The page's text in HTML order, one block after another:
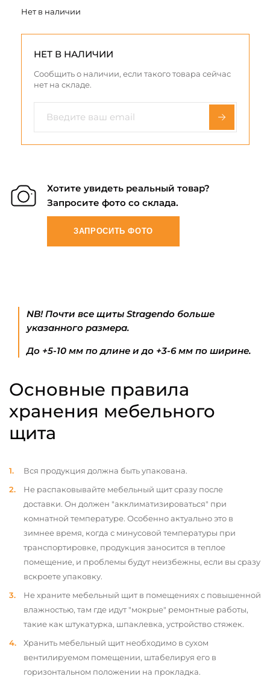
Нет в наличии
НЕТ В НАЛИЧИИ
Сообщить о наличии, если такого товара сейчас
нет на складе.
Хотите увидеть реальный товар?
Запросите фото со склада.
ЗАПРОСИТЬ ФОТО
NB! Почти все щиты Stragendo больше
указанного размера.
До +5-10 мм по длине и до +3-6 мм по ширине.
Основные правила
хранения мебельного
щита
Вся продукция должна быть упакована.
Не распаковывайте мебельный щит сразу после
доставки. Он должен "акклиматизироваться" при
комнатной температуре. Особенно актуально это в
зимнее время, когда с минусовой температуры при
транспортировке, продукция заносится в теплое
помещение, и проблемы будут неизбежны, если вы сразу
вскроете упаковку.
Не храните мебельный щит в помещениях с повышенной
влажностью, там где идут "мокрые" ремонтные работы,
такие как штукатурка, шпаклевка, устройство стяжек.
Хранить мебельный щит необходимо в сухом
вентилируемом помещении, штабелируя его в
горизонтальном положении на прокладка.